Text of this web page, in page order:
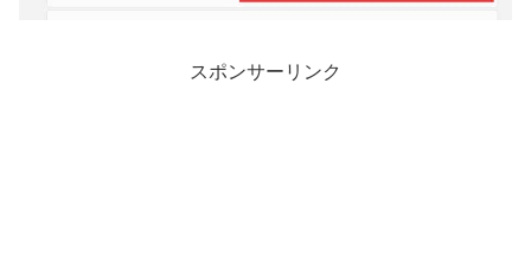
スポンサーリンク